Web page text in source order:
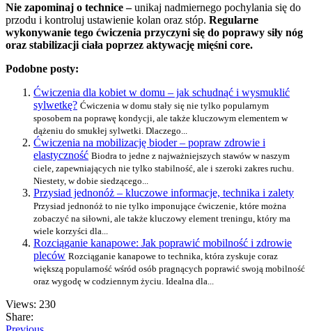
Nie zapominaj o technice –unikaj nadmiernego pochylania się do
przodu i kontroluj ustawienie kolan oraz stóp. Regularne
wykonywanie tego ćwiczenia przyczyni się do poprawy siły nóg
oraz stabilizacji ciała poprzez aktywację mięśni core.
Podobne posty:
Ćwiczenia dla kobiet w domu – jak schudnąć i wysmuklić
sylwetkę? Ćwiczenia w domu stały się nie tylko popularnym
sposobem na poprawę kondycji, ale także kluczowym elementem w
dążeniu do smukłej sylwetki. Dlaczego...
Ćwiczenia na mobilizację bioder – popraw zdrowie i
elastyczność Biodra to jedne z najważniejszych stawów w naszym
ciele, zapewniających nie tylko stabilność, ale i szeroki zakres ruchu.
Niestety, w dobie siedzącego...
Przysiad jednonóż – kluczowe informacje, technika i zalety
Przysiad jednonóż to nie tylko imponujące ćwiczenie, które można
zobaczyć na siłowni, ale także kluczowy element treningu, który ma
wiele korzyści dla...
Rozciąganie kanapowe: Jak poprawić mobilność i zdrowie
pleców Rozciąganie kanapowe to technika, która zyskuje coraz
większą popularność wśród osób pragnących poprawić swoją mobilność
oraz wygodę w codziennym życiu. Idealna dla...
Views: 230
Share: